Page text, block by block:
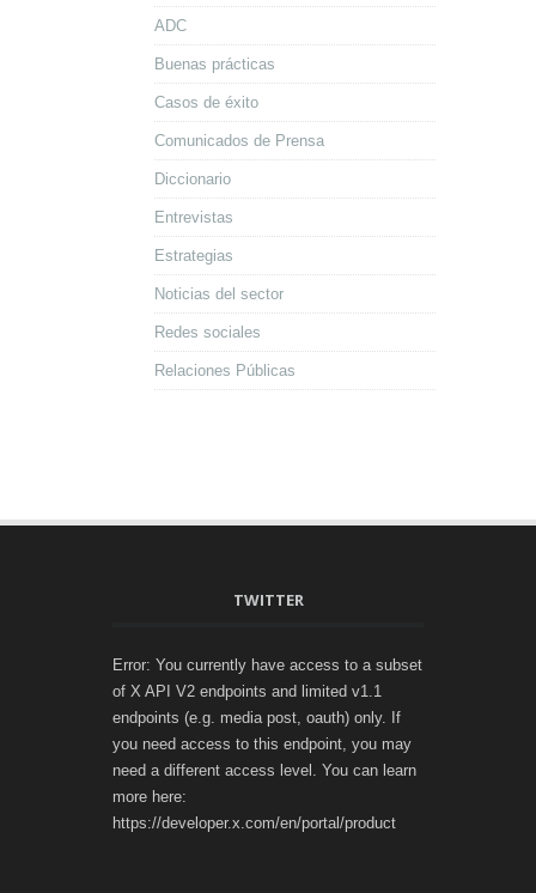
ADC
Buenas prácticas
Casos de éxito
Comunicados de Prensa
Diccionario
Entrevistas
Estrategias
Noticias del sector
Redes sociales
Relaciones Públicas
TWITTER
Error: You currently have access to a subset
of X API V2 endpoints and limited v1.1
endpoints (e.g. media post, oauth) only. If
you need access to this endpoint, you may
need a different access level. You can learn
more here:
https://developer.x.com/en/portal/product